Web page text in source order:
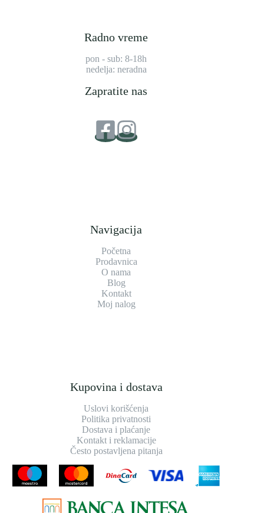
Radno vreme
pon - sub: 8-18h
nedelja: neradna
Zapratite nas
Navigacija
Početna
Prodavnica
O nama
Blog
Kontakt
Moj nalog
Kupovina i dostava
Uslovi korišćenja
Politika privatnosti
Dostava i plaćanje
Kontakt i reklamacije
Često postavljena pitanja